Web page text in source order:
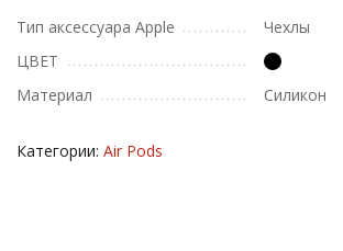
Тип аксессуара Apple
Чехлы
ЦВЕТ
Материал
Силикон
Категории: Air Pods